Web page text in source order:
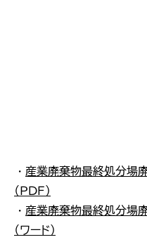
・ 産業廃棄物最終処分場
（ＰＤＦ）
・ 産業廃棄物最終処分場
（ワード）